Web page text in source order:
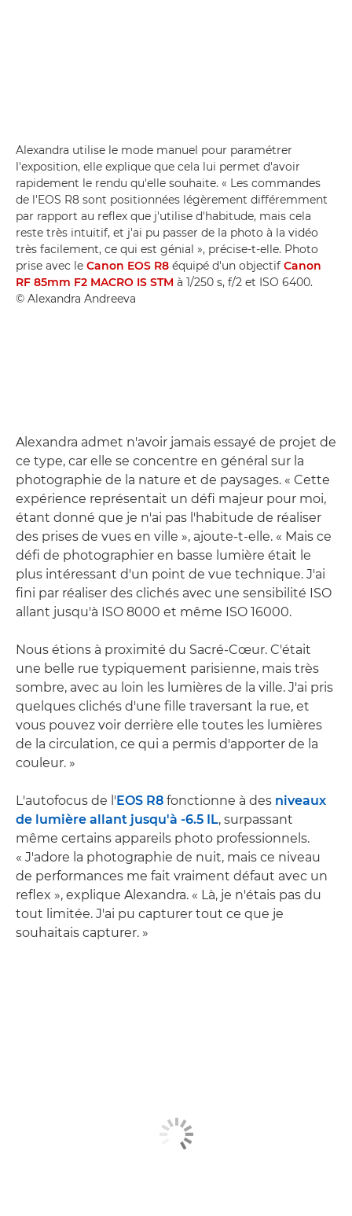
Alexandra utilise le mode manuel pour paramétrer
l'exposition, elle explique que cela lui permet d'avoir
rapidement le rendu qu'elle souhaite. « Les commandes
de l'EOS R8 sont positionnées légèrement différemment
par rapport au reflex que j'utilise d'habitude, mais cela
reste très intuitif, et j'ai pu passer de la photo à la vidéo
très facilement, ce qui est génial », précise-t-elle. Photo
prise avec le Canon EOS R8 équipé d'un objectif Canon
RF 85mm F2 MACRO IS STM à 1/250 s, f/2 et ISO 6400.
© Alexandra Andreeva
Alexandra admet n'avoir jamais essayé de projet de
ce type, car elle se concentre en général sur la
photographie de la nature et de paysages. « Cette
expérience représentait un défi majeur pour moi,
étant donné que je n'ai pas l'habitude de réaliser
des prises de vues en ville », ajoute-t-elle. « Mais ce
défi de photographier en basse lumière était le
plus intéressant d'un point de vue technique. J'ai
fini par réaliser des clichés avec une sensibilité ISO
allant jusqu'à ISO 8000 et même ISO 16000.
Nous étions à proximité du Sacré-Cœur. C'était
une belle rue typiquement parisienne, mais très
sombre, avec au loin les lumières de la ville. J'ai pris
quelques clichés d'une fille traversant la rue, et
vous pouvez voir derrière elle toutes les lumières
de la circulation, ce qui a permis d'apporter de la
couleur. »
L'autofocus de l' EOS R8 fonctionne à des niveaux
de lumière allant jusqu'à -6.5 IL, surpassant
même certains appareils photo professionnels.
« J'adore la photographie de nuit, mais ce niveau
de performances me fait vraiment défaut avec un
reflex », explique Alexandra. « Là, je n'étais pas du
tout limitée. J'ai pu capturer tout ce que je
souhaitais capturer. »